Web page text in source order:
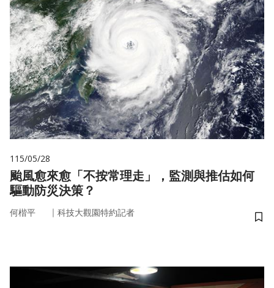
115/05/28
颱風愈來愈「不按常理走」，監測與推估如何
驅動防災決策？
何楷平 ｜ 科技大觀園特約記者
儲